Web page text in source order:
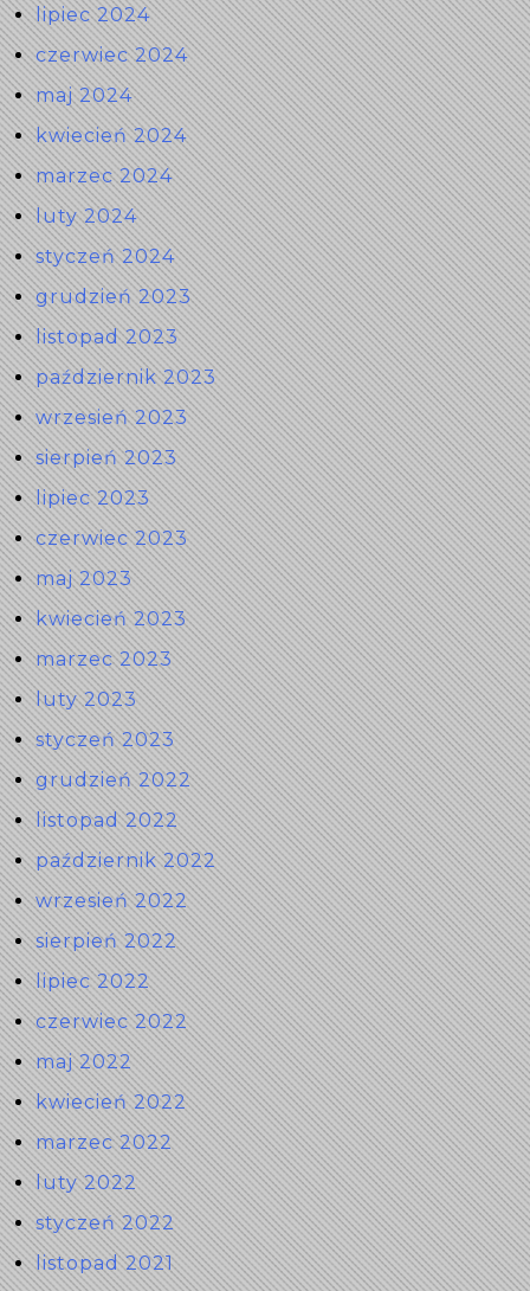
lipiec 2024
czerwiec 2024
maj 2024
kwiecień 2024
marzec 2024
luty 2024
styczeń 2024
grudzień 2023
listopad 2023
październik 2023
wrzesień 2023
sierpień 2023
lipiec 2023
czerwiec 2023
maj 2023
kwiecień 2023
marzec 2023
luty 2023
styczeń 2023
grudzień 2022
listopad 2022
październik 2022
wrzesień 2022
sierpień 2022
lipiec 2022
czerwiec 2022
maj 2022
kwiecień 2022
marzec 2022
luty 2022
styczeń 2022
listopad 2021